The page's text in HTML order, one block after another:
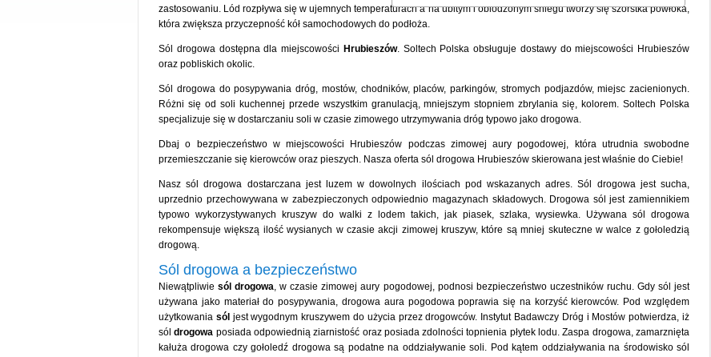
zastosowaniu. Lód rozpływa się w ujemnych temperaturach a na ubitym i oblodzonym śniegu tworzy się szorstka powłoka,
która zwiększa przyczepność kół samochodowych do podłoża.
Sól drogowa dostępna dla miejscowości Hrubieszów. Soltech Polska obsługuje dostawy do miejscowości Hrubieszów
oraz pobliskich okolic.
Sól drogowa do posypywania dróg, mostów, chodników, placów, parkingów, stromych podjazdów, miejsc zacienionych.
Różni się od soli kuchennej przede wszystkim granulacją, mniejszym stopniem zbrylania się, kolorem. Soltech Polska
specjalizuje się w dostarczaniu soli w czasie zimowego utrzymywania dróg typowo jako drogowa.
Dbaj o bezpieczeństwo w miejscowości Hrubieszów podczas zimowej aury pogodowej, która utrudnia swobodne
przemieszczanie się kierowców oraz pieszych. Nasza oferta sól drogowa Hrubieszów skierowana jest właśnie do Ciebie!
Nasz sól drogowa dostarczana jest luzem w dowolnych ilościach pod wskazanych adres. Sól drogowa jest sucha,
uprzednio przechowywana w zabezpieczonych odpowiednio magazynach składowych. Drogowa sól jest zamiennikiem
typowo wykorzystywanych kruszyw do walki z lodem takich, jak piasek, szlaka, wysiewka. Używana sól drogowa
rekompensuje większą ilość wysianych w czasie akcji zimowej kruszyw, które są mniej skuteczne w walce z gołoledzią
drogową.
Sól drogowa a bezpieczeństwo
Niewątpliwiesól drogowa, w czasie zimowej aury pogodowej, podnosi bezpieczeństwo uczestników ruchu. Gdy sól jest
używana jako materiał do posypywania, drogowa aura pogodowa poprawia się na korzyść kierowców. Pod względem
użytkowania sól jest wygodnym kruszywem do użycia przez drogowców. Instytut Badawczy Dróg i Mostów potwierdza, iż
sóldrogowa posiada odpowiednią ziarnistość oraz posiada zdolności topnienia płytek lodu. Zaspa drogowa, zamarznięta
kałuża drogowa czy gołoledź drogowa są podatne na oddziaływanie soli. Pod kątem oddziaływania na środowisko sól